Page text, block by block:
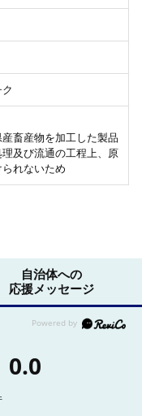
畜産物を加工した製品
及び流通の工程上、原
れないため
自治体への
応援メッセージ
0.0